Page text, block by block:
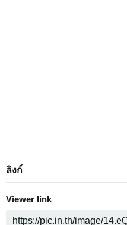
ลิงก์
Viewer link